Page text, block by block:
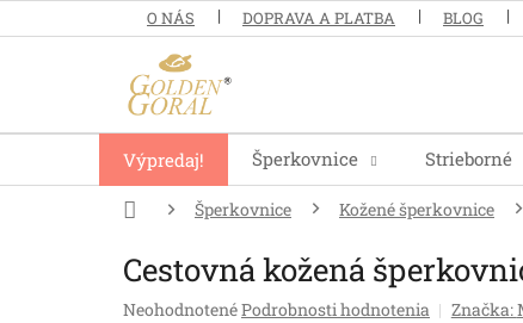
na
O NÁS DOPRAVA A PLATBA BLOG
Výpredaj! Šperkovnice Strieborné
DomovŠperkovnice Kožené šperkovnice
Cestovná kožená
Priemerné
NeohodnotenéPodrobnosti hodnotenia Značka: